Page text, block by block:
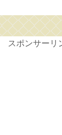
スポンサーリ